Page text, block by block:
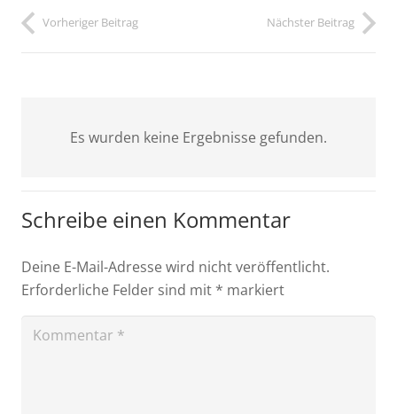
Vorheriger Beitrag Nächster Beitrag
Es wurden keine Ergebnisse gefunden.
Schreibe einen Kommentar
Deine E-Mail-Adresse wird nicht veröffentlicht.
Erforderliche Felder sind mit * markiert